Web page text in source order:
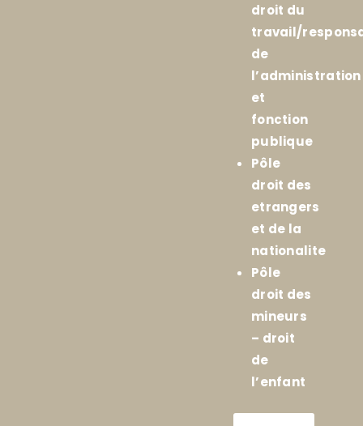
droit du
travail/
de
l’administration
et
fonction
publique
Pôle
droit des
etrangers
et de la
nationalite
Pôle
droit des
mineurs
– droit
de
l’enfant